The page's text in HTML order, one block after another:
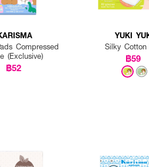
Compressed
(Exclusive)
฿52
YUKI
Silky
฿59